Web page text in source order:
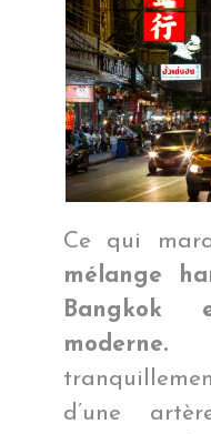
Ce qui
mélange
Bangkok
moderne.
d’une